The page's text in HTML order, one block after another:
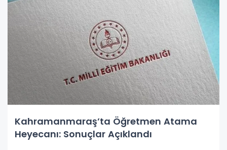
Kahramanmaraş’ta Öğretmen Atama
Heyecanı: Sonuçlar Açıklandı